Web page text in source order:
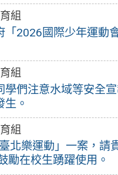
組
「2026國際少年運動
組
學們注意水域等安全宣
生。
組
北樂運動」一案，請
勵在校生踴躍使用。